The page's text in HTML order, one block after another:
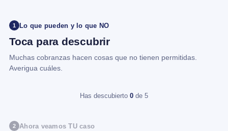
1 Lo que pueden y lo que NO
Toca para descubrir
Muchas cobranzas hacen cosas que no tienen permitidas.
Averigua cuáles.
Has descubierto 0 de 5
2 Ahora veamos TU caso